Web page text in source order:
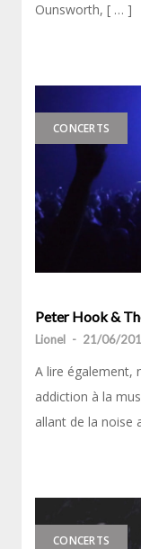
Ounsworth, [ … ]
CONCERTS
Peter Hook &
Lionel - 21/06/
A lire également,
addiction à la
allant de la noise
CONCERTS